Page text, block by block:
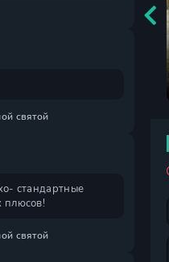
святой
плюсов!
святой